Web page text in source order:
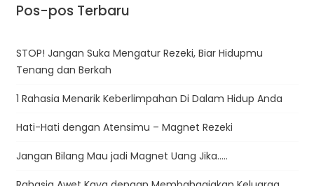
Pos-pos Terbaru
STOP! Jangan Suka Mengatur Rezeki, Biar Hidupmu
Tenang dan Berkah
1 Rahasia Menarik Keberlimpahan Di Dalam Hidup Anda
Hati-Hati dengan Atensimu – Magnet Rezeki
Jangan Bilang Mau jadi Magnet Uang Jika…..